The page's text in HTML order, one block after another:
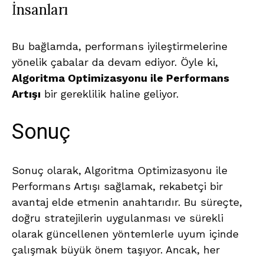
İnsanları
Bu bağlamda, performans iyileştirmelerine
yönelik çabalar da devam ediyor. Öyle ki,
Algoritma Optimizasyonu ile Performans
Artışı bir gereklilik haline geliyor.
Sonuç
Sonuç olarak, Algoritma Optimizasyonu ile
Performans Artışı sağlamak, rekabetçi bir
avantaj elde etmenin anahtarıdır. Bu süreçte,
doğru stratejilerin uygulanması ve sürekli
olarak güncellenen yöntemlerle uyum içinde
çalışmak büyük önem taşıyor. Ancak, her